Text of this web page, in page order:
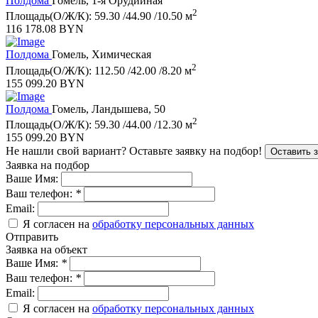
Площадь(О/Ж/К): 59.30 /44.90 /10.50 м2
116 178.08 BYN
Полдома Гомель, Химическая
Площадь(О/Ж/К): 112.50 /42.00 /8.20 м2
155 099.20 BYN
Полдома Гомель, Ландышева, 50
Площадь(О/Ж/К): 59.30 /44.00 /12.30 м2
155 099.20 BYN
Не нашли свой вариант? Оставьте заявку на подбор! Оставить
Заявка на подбор
Ваше Имя:
Ваш телефон: *
Email:
Я согласен на обработку персональных данных
Отправить
Заявка на объект
Ваше Имя: *
Ваш телефон: *
Email:
Я согласен на обработку персональных данных